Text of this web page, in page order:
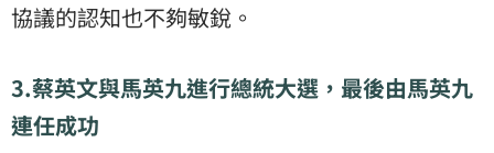
協議的認知也不夠敏銳。
3.蔡英文與馬英九進行總統大選，最後由馬英九
連任成功